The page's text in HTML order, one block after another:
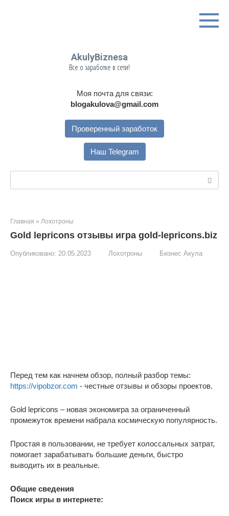
AkulyBiznesa
Все о заработке в сети!
Моя почта для связи:
blogakulova@gmail.com
Проверенный заработок
Наш Telegram
Главная » Лохотроны
Gold lepricons отзывы игра gold-lepricons.biz
Опубликовано: 20.05.2023 Лохотроны Бизнес Акула
Перед тем как начнем обзор, полный разбор темы:
https://vipobzor.com - честные отзывы и обзоры проектов.
Gold lepricons – новая экономигра за ограниченный
промежуток времени набрала космическую популярность.
Простая в пользовании, не требует колоссальных затрат,
помогает зарабатывать большие деньги, быстро
выводить их в реальные.
Общие сведения
Поиск игры в интернете: